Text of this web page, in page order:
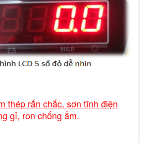
thép rắn chắc, sơn tĩnh điện
gỉ, ron chống ẩm.